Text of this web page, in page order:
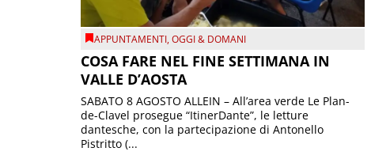
APPUNTAMENTI,OGGI & DOMANI
COSA FARE NEL FINE SETTIMANA IN
VALLE D’AOSTA
SABATO 8 AGOSTO ALLEIN – All’area verde Le Plan-
de-Clavel prosegue “ItinerDante”, le letture
dantesche, con la partecipazione di Antonello
Pistritto (...